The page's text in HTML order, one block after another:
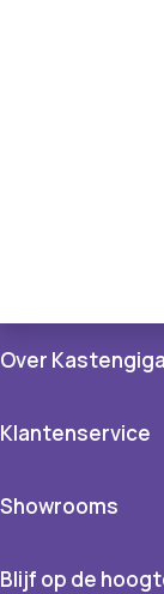
Over
Klantenservice
Showrooms
Blijf op de